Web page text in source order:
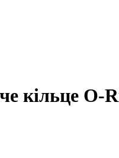
кільце O-